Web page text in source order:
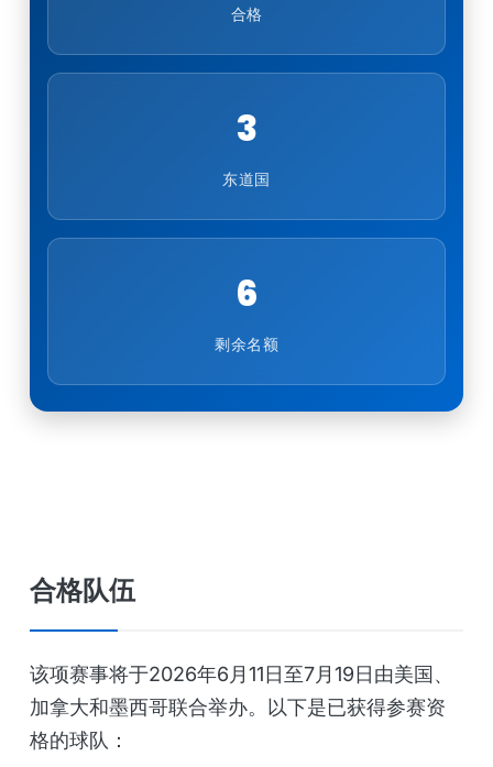
合格
3
东道国
6
剩余名额
合格队伍
该项赛事将于2026年6月11日至7月19日由美国、
加拿大和墨西哥联合举办。以下是已获得参赛资
格的球队：